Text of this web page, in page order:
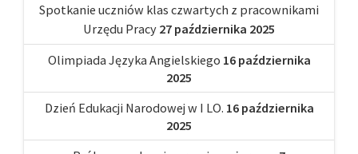
Spotkanie uczniów klas czwartych z pracownikami
Urzędu Pracy 27 października 2025
Olimpiada Języka Angielskiego 16 października
2025
Dzień Edukacji Narodowej w I LO. 16 października
2025